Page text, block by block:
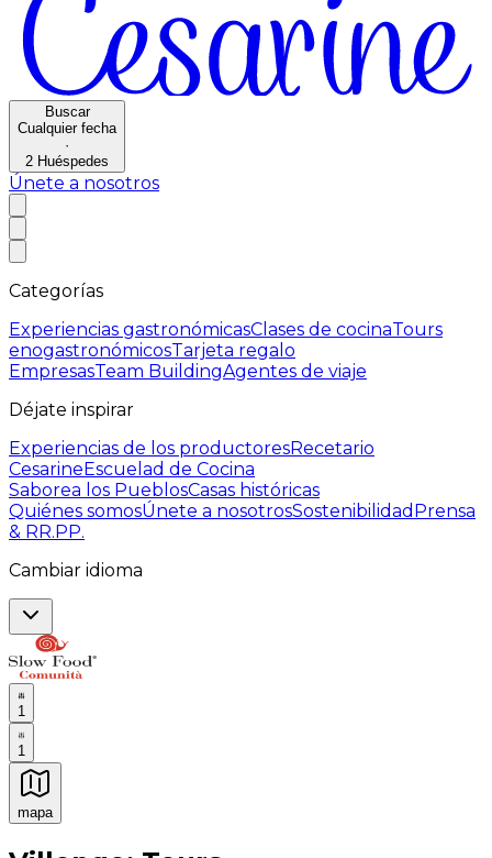
Buscar
Cualquier fecha
·
2 Huéspedes
Únete a nosotros
Categorías
Experiencias gastronómicasClases de cocinaTours
enogastronómicosTarjeta regalo
EmpresasTeam BuildingAgentes de viaje
Déjate inspirar
Experiencias de los productoresRecetario
CesarineEscuelad de Cocina
Saborea los PueblosCasas históricas
Quiénes somosÚnete a nosotrosSostenibilidad Prensa
& RR.PP.
Cambiar idioma
1
1
mapa